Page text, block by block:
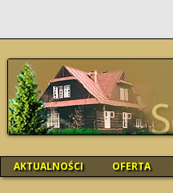
SCHRONISKO
AKTUALNOŚCI OFERTA